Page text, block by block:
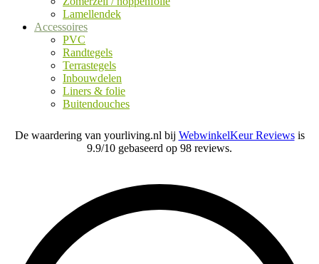
Lamellendek
Accessoires
PVC
Randtegels
Terrastegels
Inbouwdelen
Liners & folie
Buitendouches
De waardering van yourliving.nl bij WebwinkelKeur Reviewsis
9.9/10 gebaseerd op 98 reviews.